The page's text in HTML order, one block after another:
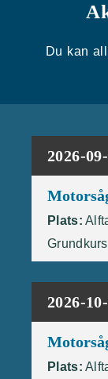
Du kan
2026-
Plats:
Grundkurs
2026-
Plats: